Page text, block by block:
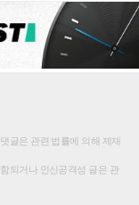
글은 관련 법률에 의해 제재
되거나 인신공격성 글은 관